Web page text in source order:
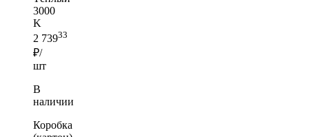
3000
K
2 73933
₽/
шт
В
наличии
Коробка